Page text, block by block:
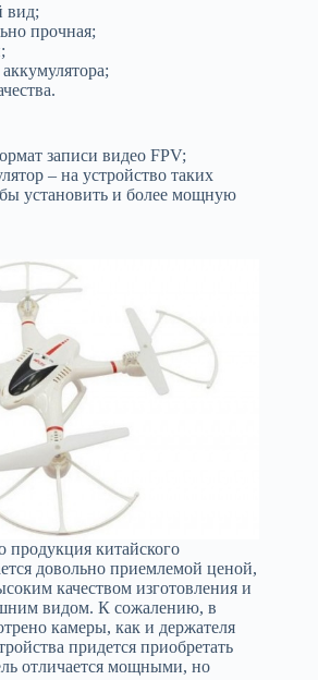
вид;
прочная;
записи видео FPV;
– на устройство таких
установить и более мощную
продукция китайского
довольно приемлемой ценой,
качеством изготовления и
видом. К сожалению, в
камеры, как и держателя
придется приобретать
отличается мощными, но